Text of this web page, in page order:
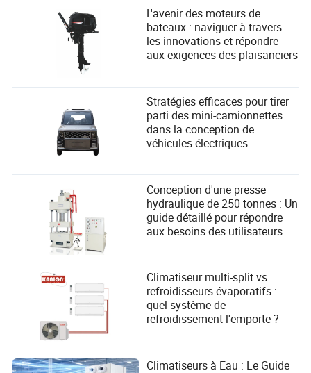
L'avenir des moteurs de
bateaux : naviguer à travers
les innovations et répondre
aux exigences des plaisanciers
Stratégies efficaces pour tirer
parti des mini-camionnettes
dans la conception de
véhicules électriques
Conception d'une presse
hydraulique de 250 tonnes : Un
guide détaillé pour répondre
aux besoins des utilisateurs et
Climatiseur multi-split vs.
refroidisseurs évaporatifs :
quel système de
refroidissement l'emporte ?
Climatiseurs à Eau : Le Guide